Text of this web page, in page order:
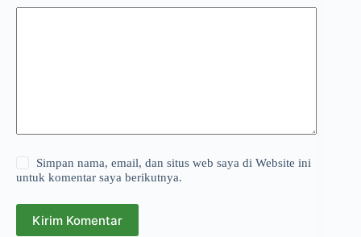
Simpan nama, email, dan situs web saya di Website ini
untuk komentar saya berikutnya.
Kirim Komentar